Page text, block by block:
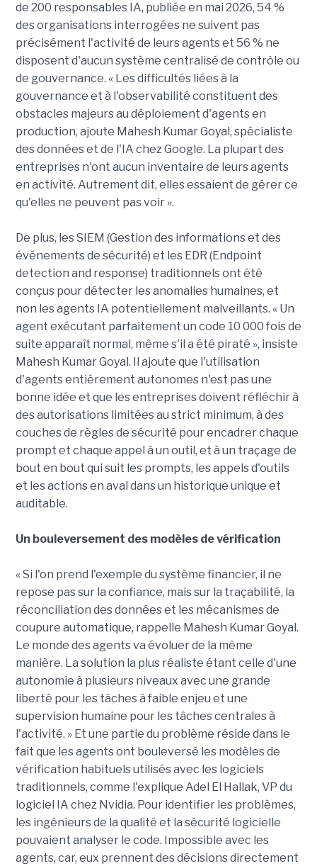
de 200 responsables IA, publiée en mai 2026, 54 %
des organisations interrogées ne suivent pas
précisément l'activité de leurs agents et 56 % ne
disposent d'aucun système centralisé de contrôle ou
de gouvernance. « Les difficultés liées à la
gouvernance et à l'observabilité constituent des
obstacles majeurs au déploiement d'agents en
production, ajoute Mahesh Kumar Goyal, spécialiste
des données et de l'IA chez Google. La plupart des
entreprises n'ont aucun inventaire de leurs agents
en activité. Autrement dit, elles essaient de gérer ce
qu'elles ne peuvent pas voir ».
De plus, les SIEM (Gestion des informations et des
événements de sécurité) et les EDR (Endpoint
detection and response) traditionnels ont été
conçus pour détecter les anomalies humaines, et
non les agents IA potentiellement malveillants. « Un
agent exécutant parfaitement un code 10 000 fois de
suite apparaît normal, même s'il a été piraté », insiste
Mahesh Kumar Goyal. Il ajoute que l'utilisation
d'agents entièrement autonomes n'est pas une
bonne idée et que les entreprises doivent réfléchir à
des autorisations limitées au strict minimum, à des
couches de règles de sécurité pour encadrer chaque
prompt et chaque appel à un outil, et à un traçage de
bout en bout qui suit les prompts, les appels d'outils
et les actions en aval dans un historique unique et
auditable.
Un bouleversement des modèles de vérification
« Si l'on prend l'exemple du système financier, il ne
repose pas sur la confiance, mais sur la traçabilité, la
réconciliation des données et les mécanismes de
coupure automatique, rappelle Mahesh Kumar Goyal.
Le monde des agents va évoluer de la même
manière. La solution la plus réaliste étant celle d'une
autonomie à plusieurs niveaux avec une grande
liberté pour les tâches à faible enjeu et une
supervision humaine pour les tâches centrales à
l'activité. » Et une partie du problème réside dans le
fait que les agents ont bouleversé les modèles de
vérification habituels utilisés avec les logiciels
traditionnels, comme l'explique Adel El Hallak, VP du
logiciel IA chez Nvidia. Pour identifier les problèmes,
les ingénieurs de la qualité et la sécurité logicielle
pouvaient analyser le code. Impossible avec les
agents, car, eux prennent des décisions directement